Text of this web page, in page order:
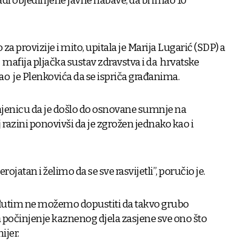
provizije i mito, upitala je Marija Lugarić (SDP) a
pljačka sustav zdravstva i da hrvatske
je Plenkovića da se ispriča građanima.
da je došlo do osnovane sumnje na
ponovivši da je zgrožen jednako kao i
i želimo da se sve rasvijetli”, poručio je.
ne možemo dopustiti da takvo grubo
kaznenog djela zasjene sve ono što